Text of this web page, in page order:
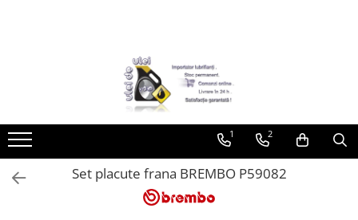
► Detailing si cosmetica
Curatare tapiterie auto
Curatare si intretinere piele
Plastice interioare
1 2
Set placute frana BREMBO P59082